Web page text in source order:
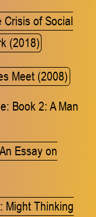
Crisis of Social
(2018)
Meet (2008)
Book 2: A Man
Essay on
Might Thinking